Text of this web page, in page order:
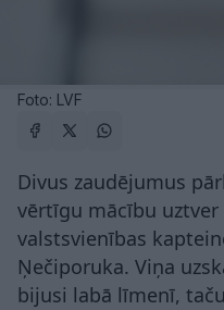
Foto: LVF
Divus zaudējumus
vērtīgu mācību
valstsvienības
Ņečiporuka. Viņa
bijusi labā līmenī,